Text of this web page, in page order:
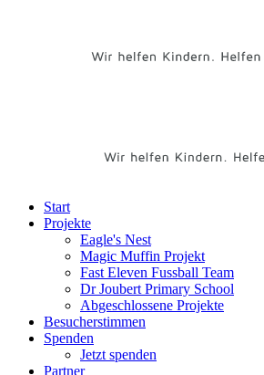
Start
Projekte
Eagle's Nest
Magic Muffin Projekt
Fast Eleven Fussball Team
Dr Joubert Primary School
Abgeschlossene Projekte
Besucherstimmen
Spenden
Jetzt spenden
Partner